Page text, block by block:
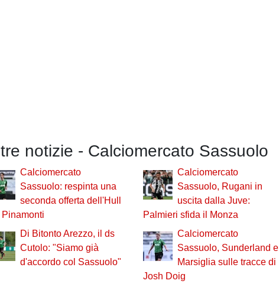
notizie - Calciomercato Sassuolo
Calciomercato
Sassuolo: respinta una
seconda offerta dell'Hull
Pinamonti
Calciomercato
Sassuolo, Rugani in
uscita dalla Juve:
Palmieri sfida il Monza
Di Bitonto Arezzo, il ds
Cutolo: "Siamo già
d'accordo col Sassuolo"
Calciomercato
Sassuolo, Sunderland e
Marsiglia sulle tracce di
Josh Doig